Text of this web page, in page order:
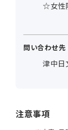
☆女性
問い合わせ先
津中日
注意事項